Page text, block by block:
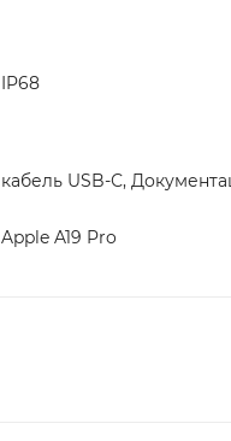
IP68
кабель USB-С,
Apple A19 Pro